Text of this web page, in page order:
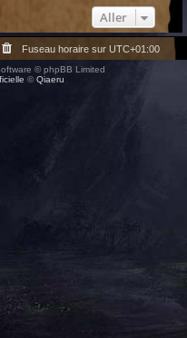
h
Aller
Fuseau horaire sur UTC+01:00
© phpBB Limited
©Qiaeru